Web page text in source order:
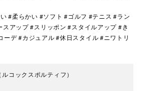
#柔らかい #ソフト #ゴルフ #テニス #ラン
アップ #スリッポン #スタイルアップ #き
ーデ #カジュアル #休日スタイル #ニワトリ
ルコックスポルティフ）